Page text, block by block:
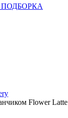
Flower Latte